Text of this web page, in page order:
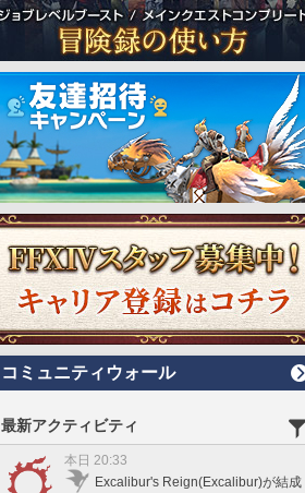
コミュニティウォール
最新アクティビティ
本日 20:33
Excalibur's Reign(Excalibur)が結成